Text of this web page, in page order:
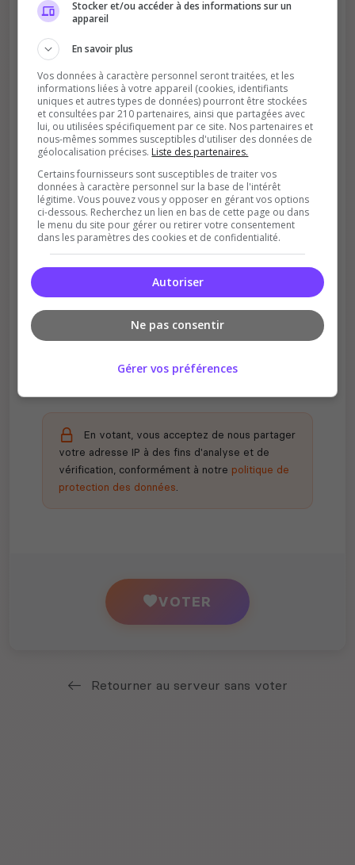
Votre vote aide le serveur à monter dans le
Soutient la communauté
Plus de visibilité = plus de joueurs
Récompenses possibles
En votant, vous acceptez de nous partager
votre adresse IP à des fins d'analyse et de
vérification, conformément à notre politique de
protection des données.
VOTER
Retourner au serveur sans voter
Stocker et/ou accéder à des informations sur un
appareil
En savoir plus
Vos données à caractère personnel seront traitées, et les
informations liées à votre appareil (cookies, identifiants
uniques et autres types de données) pourront être stockées
et consultées par 210 partenaires, ainsi que partagées avec
lui, ou utilisées spécifiquement par ce site. Nos partenaires et
nous-mêmes sommes susceptibles d'utiliser des données de
géolocalisation précises. Liste des partenaires.
Certains fournisseurs sont susceptibles de traiter vos
données à caractère personnel sur la base de l'intérêt
légitime. Vous pouvez vous y opposer en gérant vos options
ci-dessous. Recherchez un lien en bas de cette page ou dans
le menu du site pour gérer ou retirer votre consentement
dans les paramètres des cookies et de confidentialité.
Autoriser
Ne pas consentir
Gérer vos préférences